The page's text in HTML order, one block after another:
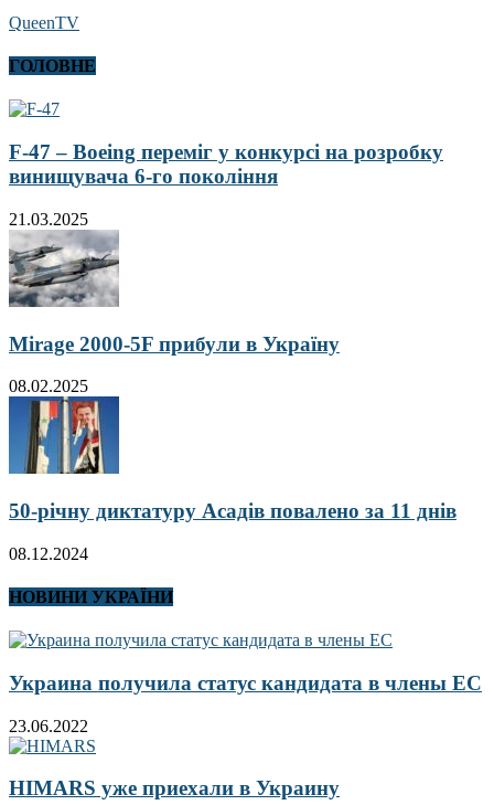
QueenTV
ГОЛОВНЕ
F-47 – Boeing переміг у конкурсі на розробку
винищувача 6-го покоління
21.03.2025
Mirage 2000-5F прибули в Україну
08.02.2025
50-річну диктатуру Асадів повалено за 11 днів
08.12.2024
НОВИНИ УКРАЇНИ
Украина получила статус кандидата в члены ЕС
23.06.2022
HIMARS уже приехали в Украину